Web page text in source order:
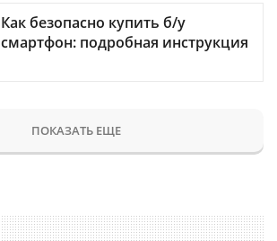
Как безопасно купить б/у
смартфон: подробная инструкция
ПОКАЗАТЬ ЕЩЕ